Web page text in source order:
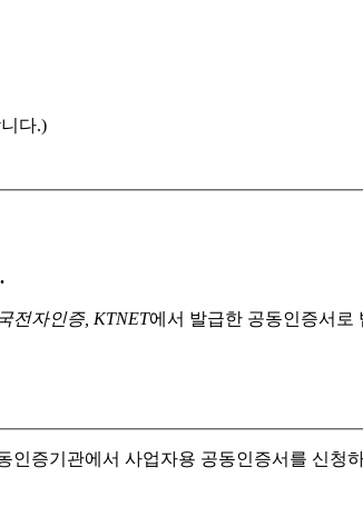
다.)
전자인증, KTNET에서 발급한 공동인증서로
인증기관에서 사업자용 공동인증서를 신청